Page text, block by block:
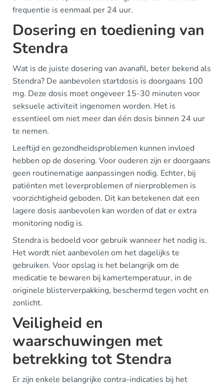
frequentie is eenmaal per 24 uur.
Dosering en toediening van
Stendra
Wat is de juiste dosering van avanafil, beter bekend als
Stendra? De aanbevolen startdosis is doorgaans 100
mg. Deze dosis moet ongeveer 15-30 minuten voor
seksuele activiteit ingenomen worden. Het is
essentieel om niet meer dan één dosis binnen 24 uur
te nemen.
Leeftijd en gezondheidsproblemen kunnen invloed
hebben op de dosering. Voor ouderen zijn er doorgaans
geen routinematige aanpassingen nodig. Echter, bij
patiënten met leverproblemen of nierproblemen is
voorzichtigheid geboden. Dit kan betekenen dat een
lagere dosis aanbevolen kan worden of dat er extra
monitoring nodig is.
Stendra is bedoeld voor gebruik wanneer het nodig is.
Het wordt niet aanbevolen om het dagelijks te
gebruiken. Voor opslag is het belangrijk om de
medicatie te bewaren bij kamertemperatuur, in de
originele blisterverpakking, beschermd tegen vocht en
zonlicht.
Veiligheid en
waarschuwingen met
betrekking tot Stendra
Er zijn enkele belangrijke contra-indicaties bij het